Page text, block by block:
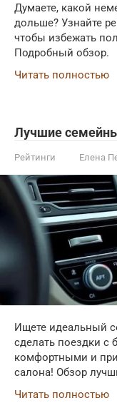
Думаете, какой
дольше? Узнайте
чтобы избежать
Подробный обзор.
Читать полностью
Лучшие
Рейтинги Елена
Ищете идеальный
сделать поездки с
комфортными и
салона! Обзор
Читать полностью